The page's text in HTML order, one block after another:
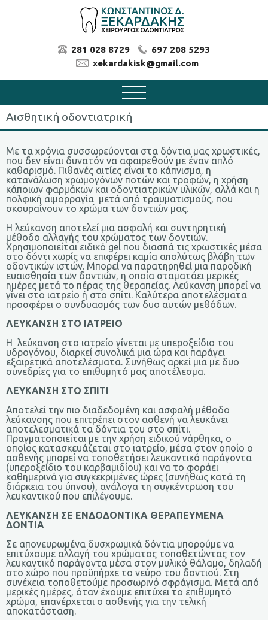
281 028 8729
697 208 5293
xekardakisk@gmail.com
Αισθητική οδοντιατρική
Με τα χρόνια συσσωρεύονται στα δόντια μας χρωστικές,
που δεν είναι δυνατόν να αφαιρεθούν με έναν απλό
καθαρισμό. Πιθανές αιτίες είναι το κάπνισμα, η
κατανάλωση χρωμογόνων ποτών και τροφών, η χρήση
κάποιων φαρμάκων και οδοντιατρικών υλικών, αλλά και η
πολφική αιμορραγία μετά από τραυματισμούς, που
σκουραίνουν το χρώμα των δοντιών μας.
Η λεύκανση αποτελεί μια ασφαλή και συντηρητική
μέθοδο αλλαγής του χρώματος των δοντιών.
Χρησιμοποιείται ειδικό gel που διασπά τις χρωστικές μέσα
στο δόντι χωρίς να επιφέρει καμία απολύτως βλάβη των
οδοντικών ιστών. Μπορεί να παρατηρηθεί μια παροδική
ευαισθησία των δοντιών, η οποία σταματάει μερικές
ημέρες μετά το πέρας της θεραπείας. Λεύκανση μπορεί να
γίνει στο ιατρείο ή στο σπίτι. Καλύτερα αποτελέσματα
προσφέρει ο συνδυασμός των δυο αυτών μεθόδων.
ΛΕΥΚΑΝΣΗ ΣΤΟ ΙΑΤΡΕΙΟ
Η λεύκανση στο ιατρείο γίνεται με υπεροξείδιο του
υδρογόνου, διαρκεί συνολικά μια ώρα και παράγει
εξαιρετικά αποτελέσματα. Συνήθως αρκεί μια με δυο
συνεδρίες για το επιθυμητό μας αποτέλεσμα.
ΛΕΥΚΑΝΣΗ ΣΤΟ ΣΠΙΤΙ
Αποτελεί την πιο διαδεδομένη και ασφαλή μέθοδο
λεύκανσης που επιτρέπει στον ασθενή να λευκάνει
αποτελεσματικά τα δόντια του στο σπίτι.
Πραγματοποιείται με την χρήση ειδικού νάρθηκα, ο
οποίος κατασκευάζεται στο ιατρείο, μέσα στον οποίο ο
ασθενής μπορεί να τοποθετήσει λευκαντικό παράγοντα
(υπεροξείδιο του καρβαμιδίου) και να το φοράει
καθημερινά για συγκεκριμένες ώρες (συνήθως κατά τη
διάρκεια του ύπνου), ανάλογα τη συγκέντρωση του
λευκαντικού που επιλέγουμε.
ΛΕΥΚΑΝΣΗ ΣΕ ΕΝΔΟΔΟΝΤΙΚΑ ΘΕΡΑΠΕΥΜΕΝΑ
ΔΟΝΤΙΑ
Σε απονευρωμένα δυσχρωμικά δόντια μπορούμε να
επιτύχουμε αλλαγή του χρώματος τοποθετώντας τον
λευκαντικό παράγοντα μέσα στον μυλικό θάλαμο, δηλαδή
στο χώρο που προϋπήρχε το νεύρο του δοντιού. Στη
συνέχεια τοποθετούμε προσωρινό σφράγισμα. Μετά από
μερικές ημέρες, όταν έχουμε επιτύχει το επιθυμητό
χρώμα, επανέρχεται ο ασθενής για την τελική
αποκατάσταση.